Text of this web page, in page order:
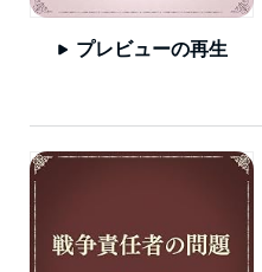
プレビューの再生